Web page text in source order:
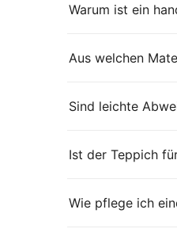
Warum ist ein
Aus welchen
Sind leichte
Ist der Teppich
Wie pflege ich